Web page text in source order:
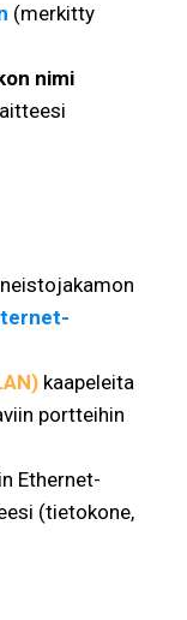
(merkitty
nimi
kaapeleita
portteihin
Ethernet-
(tietokone,